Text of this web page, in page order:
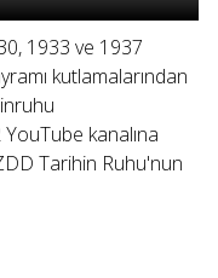
1933 ve 1937
kutlamalarından
kanalına
Tarihin Ruhu'nun